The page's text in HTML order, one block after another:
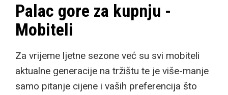
Palac gore za kupnju -
Mobiteli
Za vrijeme ljetne sezone već su svi mobiteli
aktualne generacije na tržištu te je više-manje
samo pitanje cijene i vaših preferencija što